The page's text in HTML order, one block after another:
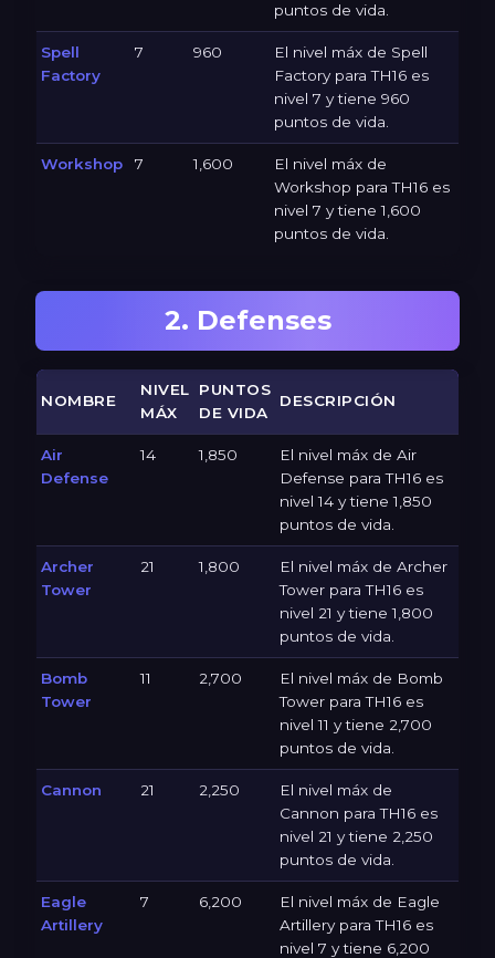
puntos de vida.
Spell
Factory
7 960
El nivel máx de Spell
Factory para TH16 es
nivel 7 y tiene 960
puntos de vida.
Workshop 7 1,600
El nivel máx de
Workshop para TH16 es
nivel 7 y tiene 1,600
puntos de vida.
2. Defenses
NOMBRE
NIVEL
MÁX
PUNTOS
DE VIDA
DESCRIPCIÓN
Air
Defense
14 1,850
El nivel máx de Air
Defense para TH16 es
nivel 14 y tiene 1,850
puntos de vida.
Archer
Tower
21 1,800
El nivel máx de Archer
Tower para TH16 es
nivel 21 y tiene 1,800
puntos de vida.
Bomb
Tower
11 2,700
El nivel máx de Bomb
Tower para TH16 es
nivel 11 y tiene 2,700
puntos de vida.
Cannon 21 2,250
El nivel máx de
Cannon para TH16 es
nivel 21 y tiene 2,250
puntos de vida.
Eagle
Artillery
7 6,200
El nivel máx de Eagle
Artillery para TH16 es
nivel 7 y tiene 6,200